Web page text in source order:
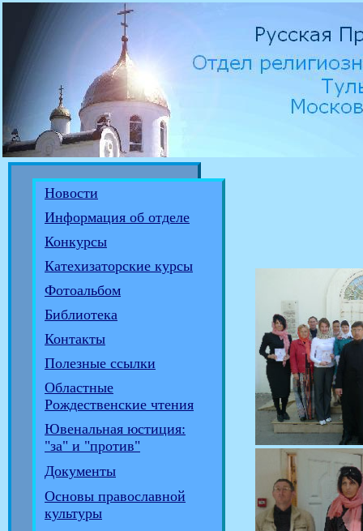
Новости
Информация об отделе
Конкурсы
Катехизаторские курсы
Фотоальбом
Библиотека
Контакты
Полезные ссылки
Областные
Рождественские чтения
Ювенальная юстиция:
"за" и "против"
Документы
Основы православной
культуры